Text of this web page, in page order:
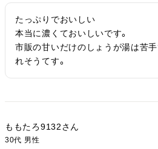
たっぷりでおいしい
本当に濃くておいしいです。
市販の甘いだけのしょうが湯は苦
れそうてす。
ももたろ9132
30代 男性